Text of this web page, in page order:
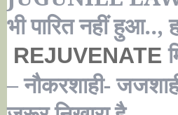
भी पारित नहीं हुआ..,
REJUVENATE
– नौकरशाही-